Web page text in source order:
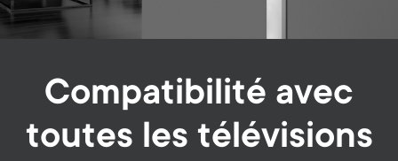
Compatibilité avec
toutes les télévisions